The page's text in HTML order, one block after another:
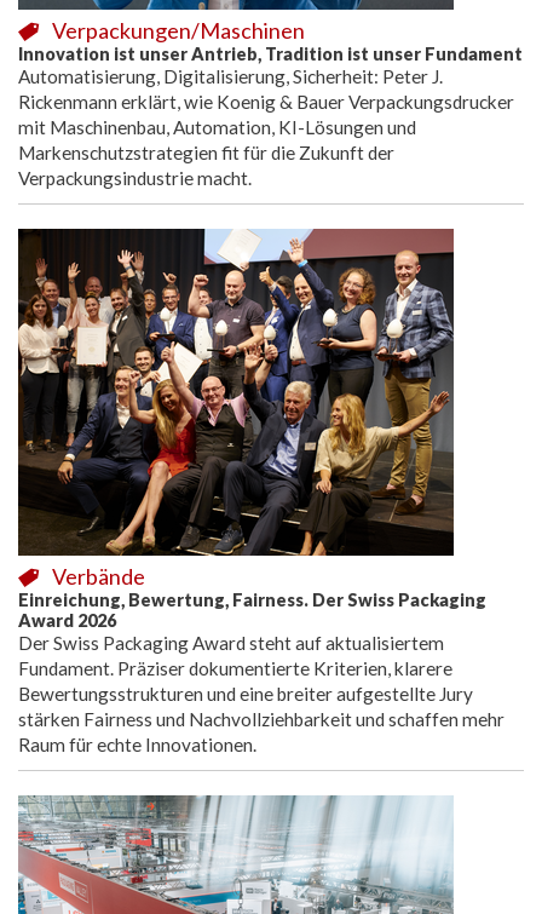
Innovation ist unser Antrieb, Tradition ist unser Fundament
Verpackungen/Maschinen
Automatisierung, Digitalisierung, Sicherheit: Peter J.
Rickenmann erklärt, wie Koenig & Bauer Verpackungsdrucker
mit Maschinenbau, Automation, KI-Lösungen und
Markenschutzstrategien fit für die Zukunft der
Verpackungsindustrie macht.
Einreichung, Bewertung, Fairness. Der Swiss Packaging
Award 2026
Verbände
Der Swiss Packaging Award steht auf aktualisiertem
Fundament. Präziser dokumentierte Kriterien, klarere
Bewertungsstrukturen und eine breiter aufgestellte Jury
stärken Fairness und Nachvollziehbarkeit und schaffen mehr
Raum für echte Innovationen.